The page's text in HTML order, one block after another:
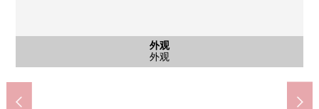
外观
外观
客厅
客厅厨房
客厅
客厅厨房
厨房
厨房
厨房
厨房洗涤槽
厨房
厨房煤气灶
厨房
厨房抽油烟机
洗脸
盥洗台
厕所
厕所
日式房间
日式房间(约6张塌塌米)
日式房间
日式房间(约4.5张塌塌米)
西式房间
西式房间
西式房间
西式房间
风景
来自客厅的风景
风景
来自日式房间的风景
室内
附带TV监视器的内部对讲机
门口
门口
共有部分
电梯
大厅
入口大厅
大厅
入口大厅
入口
入口
外观
外观
外观
外观
白石站(札幌市交通局东西线)(约610m)
步行8分钟
南乡7丁目站(札幌市交通局东西线)(约850m)
步行11分钟
东光商店白石终点站商店(约510m)
步行7分钟
朋友公园(约160m)
步行2分钟
札幌呼吸器科医院(约430m)
步行6分钟
SUNDRUG南乡4丁目商店(约330m)
步行5分钟
南白石小学(约160m)
步行2分钟
白石中学(约910m)
步行12分钟